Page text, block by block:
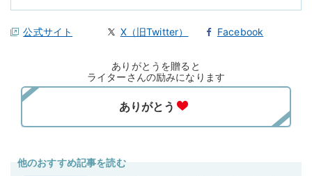
公式サイト X（旧Twitter） Facebook
ありがとうを贈ると
ライターさんの励みになります
他のおすすめ記事を読む